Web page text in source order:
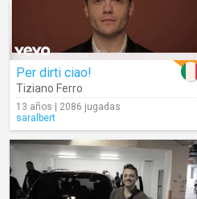
Per dirti ciao!
Tiziano Ferro
13 años | 2086 jugadas
saralbert